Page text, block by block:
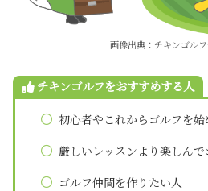
画像出典：チキンゴル
チキンゴルフをおすすめする人
初心者やこれからゴルフを始
厳しいレッスンより楽しん
ゴルフ仲間を作りたい人